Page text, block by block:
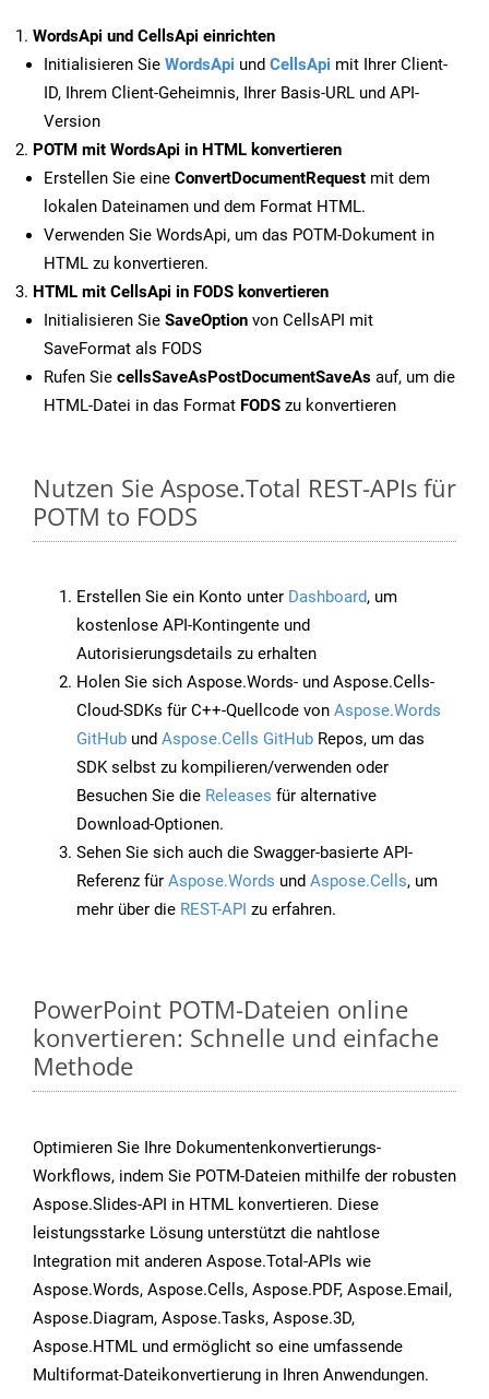
WordsApi und CellsApi einrichten
Initialisieren Sie WordsApi und CellsApi mit Ihrer Client-
ID, Ihrem Client-Geheimnis, Ihrer Basis-URL und API-
Version
POTM mit WordsApi in HTML konvertieren
Erstellen Sie eine ConvertDocumentRequest mit dem
lokalen Dateinamen und dem Format HTML.
Verwenden Sie WordsApi, um das POTM-Dokument in
HTML zu konvertieren.
HTML mit CellsApi in FODS konvertieren
Initialisieren Sie SaveOption von CellsAPI mit
SaveFormat als FODS
Rufen Sie cellsSaveAsPostDocumentSaveAs auf, um die
HTML-Datei in das Format FODS zu konvertieren
Nutzen Sie Aspose.Total REST-APIs für
POTM to FODS
Erstellen Sie ein Konto unter Dashboard, um
kostenlose API-Kontingente und
Autorisierungsdetails zu erhalten
Holen Sie sich Aspose.Words- und Aspose.Cells-
Cloud-SDKs für C++-Quellcode von Aspose.Words
GitHub und Aspose.Cells GitHub Repos, um das
SDK selbst zu kompilieren/verwenden oder
Besuchen Sie die Releases für alternative
Download-Optionen.
Sehen Sie sich auch die Swagger-basierte API-
Referenz für Aspose.Words und Aspose.Cells, um
mehr über die REST-API zu erfahren.
PowerPoint POTM-Dateien online
konvertieren: Schnelle und einfache
Methode
Optimieren Sie Ihre Dokumentenkonvertierungs-
Workflows, indem Sie POTM-Dateien mithilfe der robusten
Aspose.Slides-API in HTML konvertieren. Diese
leistungsstarke Lösung unterstützt die nahtlose
Integration mit anderen Aspose.Total-APIs wie
Aspose.Words, Aspose.Cells, Aspose.PDF, Aspose.Email,
Aspose.Diagram, Aspose.Tasks, Aspose.3D,
Aspose.HTML und ermöglicht so eine umfassende
Multiformat-Dateikonvertierung in Ihren Anwendungen.